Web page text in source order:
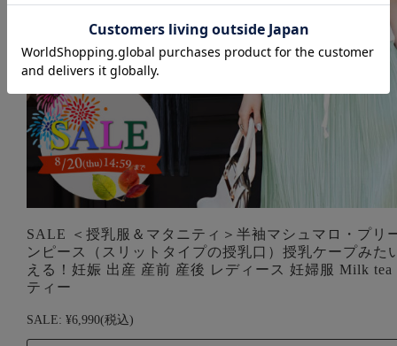
SALE ＜授乳服＆マタニティ＞半袖マシュマロ・プリ
ンピース（スリットタイプの授乳口）授乳ケープみた
える！妊娠 出産 産前 産後 レディース 妊婦服 Milk tea
ティー
SALE: ¥6,990(税込)